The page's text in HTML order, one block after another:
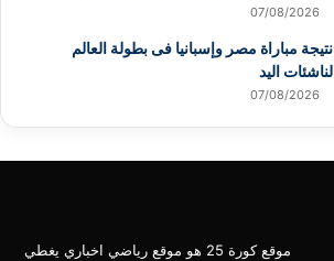
07/08/2026
نتيجة مباراة مصر وإسبانيا فى بطولة العالم
لناشئات اليد
07/08/2026
موقع كورة 25 هو موقع رياضي اخباري يغطي